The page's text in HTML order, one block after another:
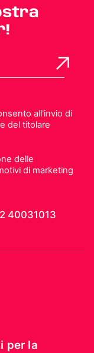
all'invio di
del titolare
delle
di marketing
40031013
per la